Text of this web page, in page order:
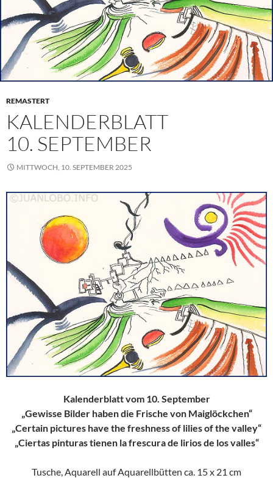
REMASTERT
KALENDERBLATT
10. SEPTEMBER
MITTWOCH, 10. SEPTEMBER 2025
Kalenderblatt vom 10. September
„Gewisse Bilder haben die Frische von Maiglöckchen“
„Certain pictures have the freshness of lilies of the valley“
„Ciertas pinturas tienen la frescura de lirios de los valles“
Tusche, Aquarell auf Aquarellbütten ca. 15 x 21 cm